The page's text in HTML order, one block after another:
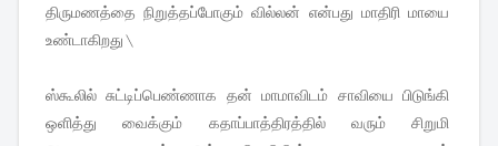
திருமணத்தை நிறுத்தப்போகும் வில்லன் என்பது மாதிரி மாயை
உண்டாகிறது \
ஸ்கூலில் சுட்டிப்பெண்ணாக தன் மாமாவிடம் சாவியை பிடுங்கி
ஒளித்து வைக்கும் கதாப்பாத்திரத்தில் வரும் சிறுமி